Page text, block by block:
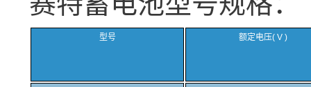
型号 额定电压( V )